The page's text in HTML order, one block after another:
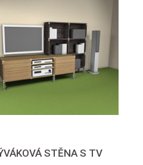
STĚNA S TV